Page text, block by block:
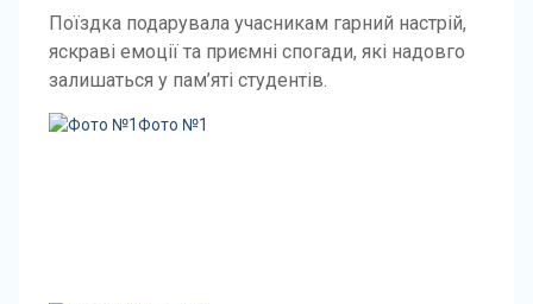
Поїздка подарувала учасникам гарний настрій,
яскраві емоції та приємні спогади, які надовго
залишаться у пам’яті студентів.
Фото №1